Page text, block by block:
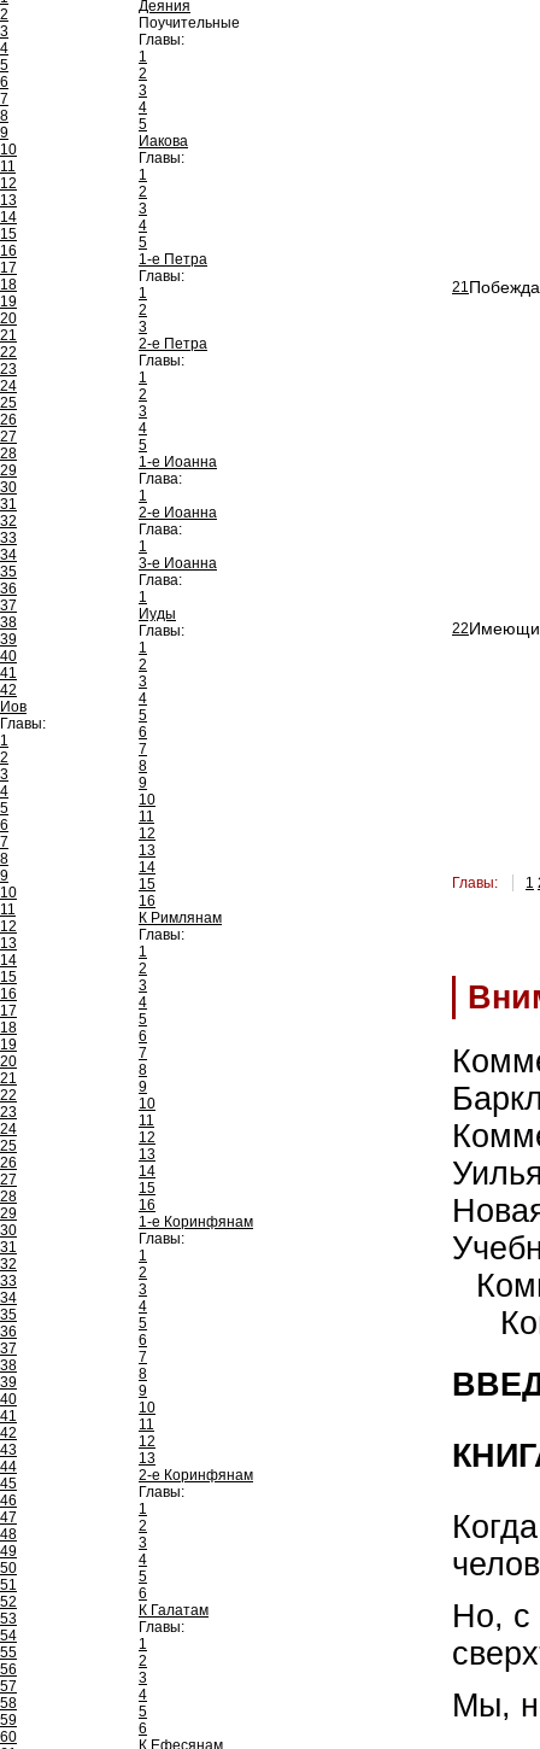
2
3
4
5
6
7
8
9
10
11
12
13
14
15
16
17
18
19
20
21
22
23
24
25
26
27
28
29
30
31
32
33
34
35
36
37
38
39
40
41
42
Иов
Главы:
1
2
3
4
5
6
7
8
9
10
11
12
13
14
15
16
17
18
19
20
21
22
23
24
25
26
27
28
29
30
31
32
33
34
35
36
37
38
39
40
41
42
43
44
45
46
47
48
49
50
51
52
53
54
55
56
57
58
59
60
Деяния
Поучительные
Главы:
1
2
3
4
5
Иакова
Главы:
1
2
3
4
5
1-е Петра
Главы:
1
2
3
2-е Петра
Главы:
1
2
3
4
5
1-е Иоанна
Глава:
1
2-е Иоанна
Глава:
1
3-е Иоанна
Глава:
1
Иуды
Главы:
1
2
3
4
5
6
7
8
9
10
11
12
13
14
15
16
К Римлянам
Главы:
1
2
3
4
5
6
7
8
9
10
11
12
13
14
15
16
1-е Коринфянам
Главы:
1
2
3
4
5
6
7
8
9
10
11
12
13
2-е Коринфянам
Главы:
1
2
3
4
5
6
К Галатам
Главы:
1
2
3
4
5
6
К Ефесянам
21
22
Главы: 1
Но, с
Мы,